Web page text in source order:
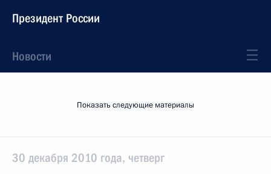
Президент России
Новости
Показать следующие материалы
30 декабря 2010 года, четверг